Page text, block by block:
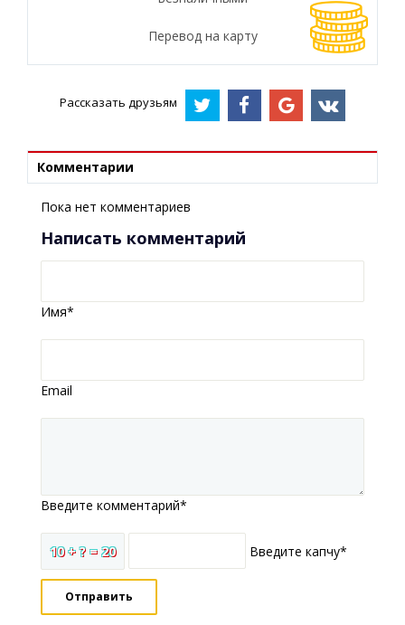
Перевод на карту
Рассказать друзьям
Комментарии
Пока нет комментариев
Написать комментарий
Имя*
Email
Введите комментарий*
10 + ? = 20 Введите капчу*